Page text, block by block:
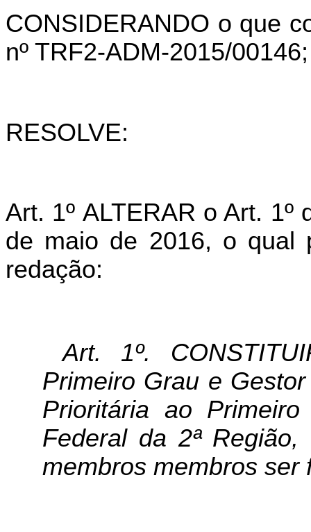
CONSIDERANDO o que
nº TRF2-ADM-2015/00146;
RESOLVE:
Art. 1º ALTERAR o Art.
de maio de 2016, o qual
redação:
Art. 1º.
Primeiro Grau e
Prioritária ao
Federal da 2ª
membros membros ser